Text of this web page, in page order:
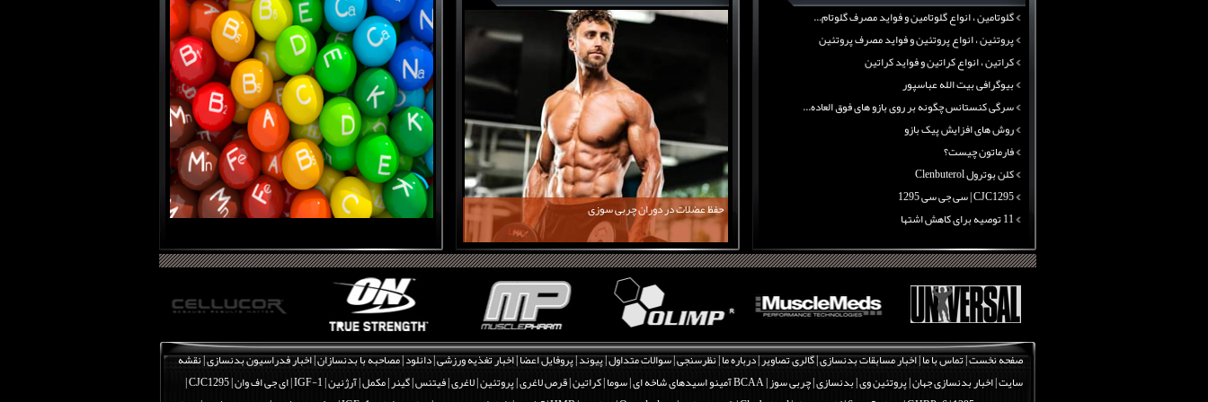
حفظ عضلات در دوران چربی سوزی
گلوتامین ، انواع گلوتامین و فواید مصرف گلوتام...
پروتئین ، انواع پروتئین و فواید مصرف پروتئین
کراتین ، انواع کراتین و فواید کراتین
بیوگرافی بیت الله عباسپور
سرگی کنستانس چگونه بر روی بازو های فوق العاده...
روش های افزایش پیک بازو
فارماتون چیست؟
کلن بوترول Clenbuterol
CJC1295 | سی جی سی 1295
11 توصیه برای کاهش اشتها
چربی سوزی با چای سبز
بیوگرافی علی تبریزی
منابع پروتئینی غیر گوشتی
گلوتامین ، انواع گلوتامین و فواید مصرف گلوتام...
پروتئین ، انواع پروتئین و فواید مصرف پروتئین
صفحه نخست|تماس با ما|اخبار مسابقات بدنسازی|گالری تصاویر|درباره ما|نظرسنجی|سوالات متداول|پیوند|پروفایل اعضا|اخبار تغذیه ورزشی|دانلود|مصاحبه با بدنسازان|اخبار فدراسیون بدنسازی|نقشه
سایت|اخبار بدنسازی جهان|پروتئین وی|بدنسازی|چربی سوز|BCAA آمینو اسیدهای شاخه ای |سوما|کراتین|قرص لاغری|پروتئین|لاغری|فیتنس|گینر|مکمل|آرژنین|IGF-1 | ای جی اف وان |
CJC1295 |